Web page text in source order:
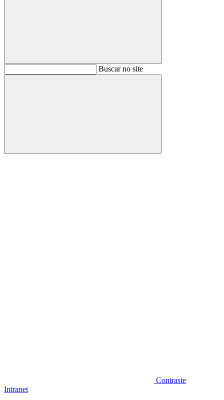
BuscarBuscar no site
Buscar
Contraste
Intranet